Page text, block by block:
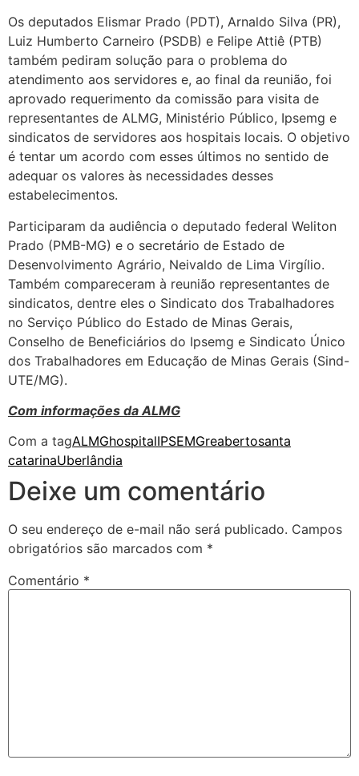
Os deputados Elismar Prado (PDT), Arnaldo Silva (PR),
Luiz Humberto Carneiro (PSDB) e Felipe Attiê (PTB)
também pediram solução para o problema do
atendimento aos servidores e, ao final da reunião, foi
aprovado requerimento da comissão para visita de
representantes de ALMG, Ministério Público, Ipsemg e
sindicatos de servidores aos hospitais locais. O objetivo
é tentar um acordo com esses últimos no sentido de
adequar os valores às necessidades desses
estabelecimentos.
Participaram da audiência o deputado federal Weliton
Prado (PMB-MG) e o secretário de Estado de
Desenvolvimento Agrário, Neivaldo de Lima Virgílio.
Também compareceram à reunião representantes de
sindicatos, dentre eles o Sindicato dos Trabalhadores
no Serviço Público do Estado de Minas Gerais,
Conselho de Beneficiários do Ipsemg e Sindicato Único
dos Trabalhadores em Educação de Minas Gerais (Sind-
UTE/MG).
Com informações da ALMG
Com a tagALMGhospitalIPSEMGreabertosanta
catarinaUberlândia
Deixe um comentário
O seu endereço de e-mail não será publicado. Campos
obrigatórios são marcados com *
Comentário *